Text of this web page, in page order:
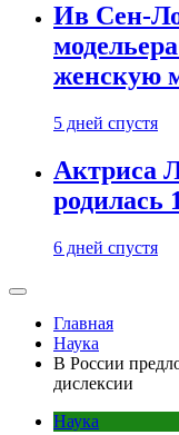
Ив Сен-
женскую
5 дней спустя
Актриса
родилась
6 дней спустя
Главная
Наука
В России
дислексии
Наука